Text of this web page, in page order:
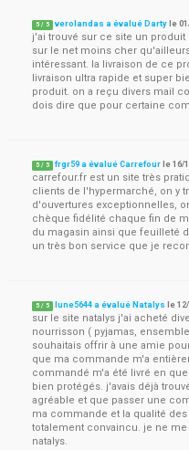
5 / 5 verolandas a évalué Darty le
j'ai trouvé sur ce site un
sur le net moins cher
intéressant. la livraison de ce
livraison ultra rapide et super
produit. on a reçu divers mail
dois dire que pour certaine
5 / 5 frgr59 a évalué Carrefour le16/
carrefour.fr est un site très
clients de l'hypermarché, on y
d'ouvertures exceptionnelles,
chèque fidélité chaque fin de
du magasin ainsi que feuilleté
un très bon service que je
5 / 5 lune5644 a évalué Natalys le
sur le site natalys j'ai acheté
nourrisson ( pyjamas,
souhaitais offrir à une amie
que ma commande m'a
commandé m'a été livré en
bien protégés. j'avais déjà
agréable et que passer une
ma commande et la qualité
totalement convaincu. je ne
natalys.